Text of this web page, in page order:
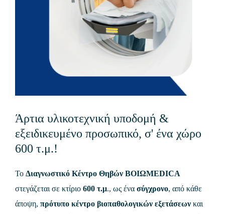
Άρτια υλικοτεχνική υποδομή &
εξειδικευμένο προσωπικό, σ' ένα χώρο
600 τ.μ.!
Το Διαγνωστικό Κέντρο Θηβών ΒΟΙΩMEDICA
στεγάζεται σε κτίριο 600 τ.μ., ως ένα σύγχρονο, από κάθε
άποψη, πρότυπο κέντρο βιοπαθολογικών εξετάσεων και